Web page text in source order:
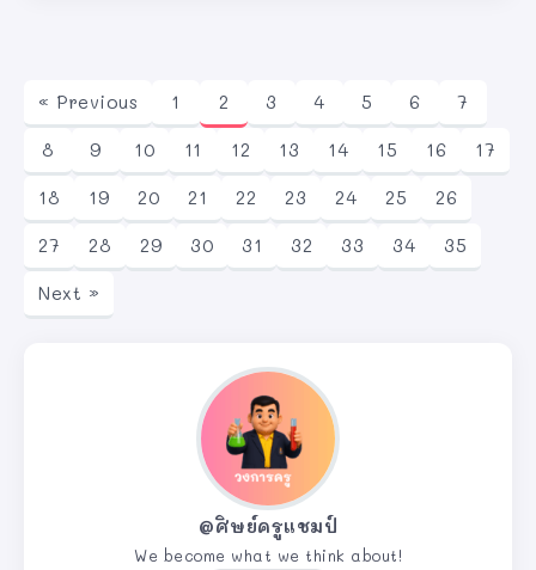
« Previous 1 2 3 4 5 6
7
8
9 10 11 12 13 14 15 16
17
18
19 20 21 22 23 24 25
26
27
28 29 30 31 32 33 34
35
Next »
@ศิษย์ครูแชมป์
We become what we think about!